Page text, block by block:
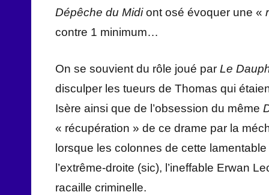
Dépêche du Midiont osé évoquer une «
contre 1 minimum…
On se souvient du rôle joué par Le
disculper les tueurs de Thomas qui
Isère ainsi que de l’obsession du même
« récupération » de ce drame par la
lorsque les colonnes de cette
l’extrême-droite (sic), l’ineffable Erwan
racaille criminelle.